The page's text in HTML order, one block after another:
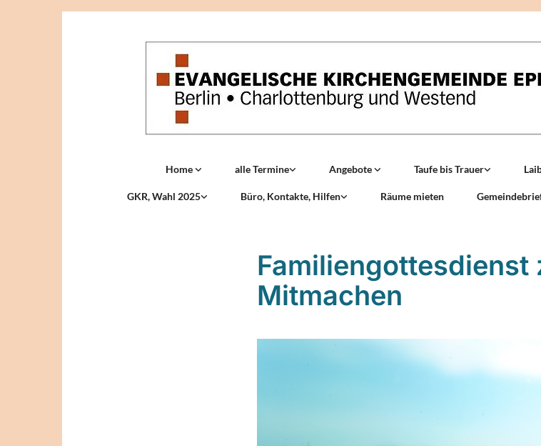
Home alle Termine Angebote Taufe bis Trauer
GKR, Wahl 2025 Büro, Kontakte, Hilfen Räume mieten
Familiengottesdienst
Mitmachen